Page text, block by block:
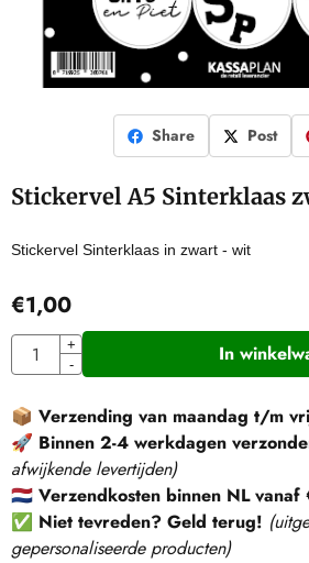
Share Post
Stickervel A5 Sinterklaas
Stickervel Sinterklaas in zwart - wit
€1,00
Aantal
+
-
In
📦 Verzending van maandag t/m
🚀 Binnen 2-4 werkdagen
afwijkende levertijden)
🇳🇱 Verzendkosten binnen NL
✅ Niet tevreden? Geld terug! (
gepersonaliseerde producten)